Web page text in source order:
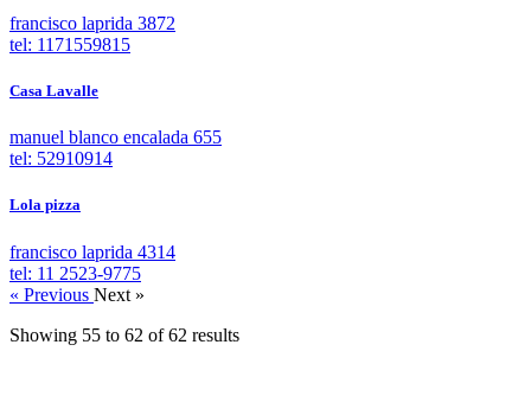
francisco laprida 3872
tel: 1171559815
Casa Lavalle
manuel blanco encalada 655
tel: 52910914
Lola pizza
francisco laprida 4314
tel: 11 2523-9775
« Previous Next »
Showing 55 to 62 of62 results